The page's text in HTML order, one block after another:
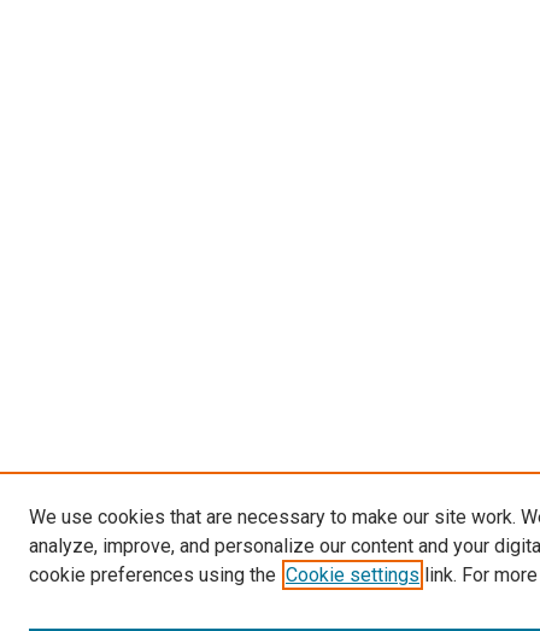
We use cookies that are necessary to make our site work.
analyze, improve, and personalize our content and your
cookie preferences using the Cookie settings link. For